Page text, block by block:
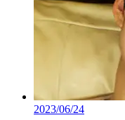
2023/06/24